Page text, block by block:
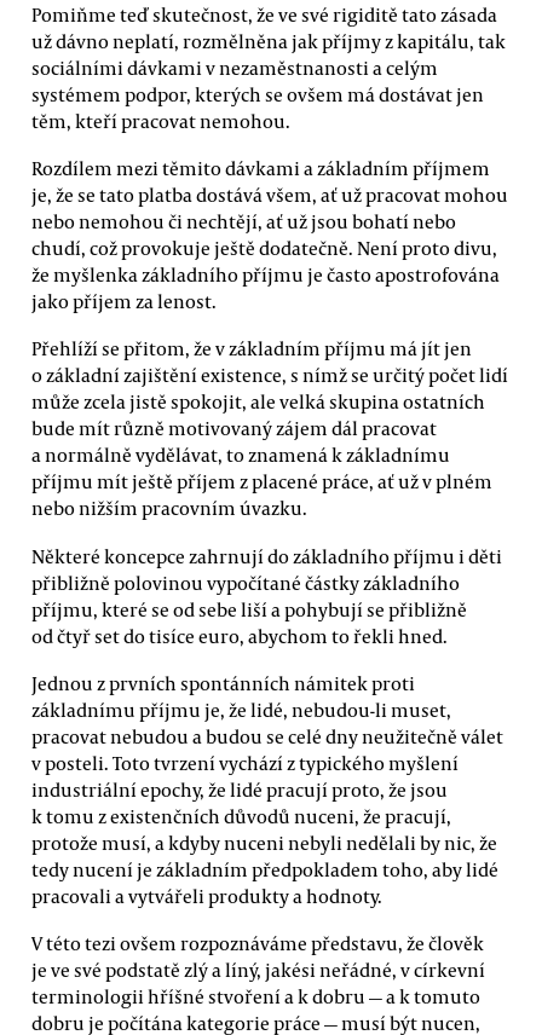
Pomiňme teď skutečnost, že ve své rigiditě tato zásada
už dávno neplatí, rozmělněna jak příjmy z kapitálu, tak
sociálními dávkami v nezaměstnanosti a celým
systémem podpor, kterých se ovšem má dostávat jen
těm, kteří pracovat nemohou.
Rozdílem mezi těmito dávkami a základním příjmem
je, že se tato platba dostává všem, ať už pracovat mohou
nebo nemohou či nechtějí, ať už jsou bohatí nebo
chudí, což provokuje ještě dodatečně. Není proto divu,
že myšlenka základního příjmu je často apostrofována
jako příjem za lenost.
Přehlíží se přitom, že v základním příjmu má jít jen
o základní zajištění existence, s nímž se určitý počet lidí
může zcela jistě spokojit, ale velká skupina ostatních
bude mít různě motivovaný zájem dál pracovat
a normálně vydělávat, to znamená k základnímu
příjmu mít ještě příjem z placené práce, ať už v plném
nebo nižším pracovním úvazku.
Některé koncepce zahrnují do základního příjmu i děti
přibližně polovinou vypočítané částky základního
příjmu, které se od sebe liší a pohybují se přibližně
od čtyř set do tisíce euro, abychom to řekli hned.
Jednou z prvních spontánních námitek proti
základnímu příjmu je, že lidé, nebudou-li muset,
pracovat nebudou a budou se celé dny neužitečně válet
v posteli. Toto tvrzení vychází z typického myšlení
industriální epochy, že lidé pracují proto, že jsou
k tomu z existenčních důvodů nuceni, že pracují,
protože musí, a kdyby nuceni nebyli nedělali by nic, že
tedy nucení je základním předpokladem toho, aby lidé
pracovali a vytvářeli produkty a hodnoty.
V této tezi ovšem rozpoznáváme představu, že člověk
je ve své podstatě zlý a líný, jakési neřádné, v církevní
terminologii hříšné stvoření a k dobru — a k tomuto
dobru je počítána kategorie práce — musí být nucen,